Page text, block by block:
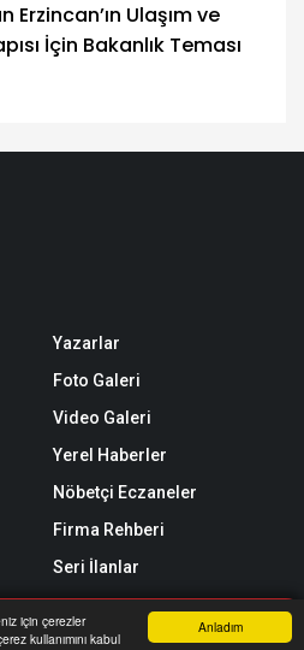
Anladım
için çerezler
kullanımını kabul
Erzincan’ın Ulaşım ve
İçin Bakanlık Teması
Yazarlar
Foto Galeri
Video Galeri
Yerel Haberler
Nöbetçi Eczaneler
Firma Rehberi
Seri İlanlar